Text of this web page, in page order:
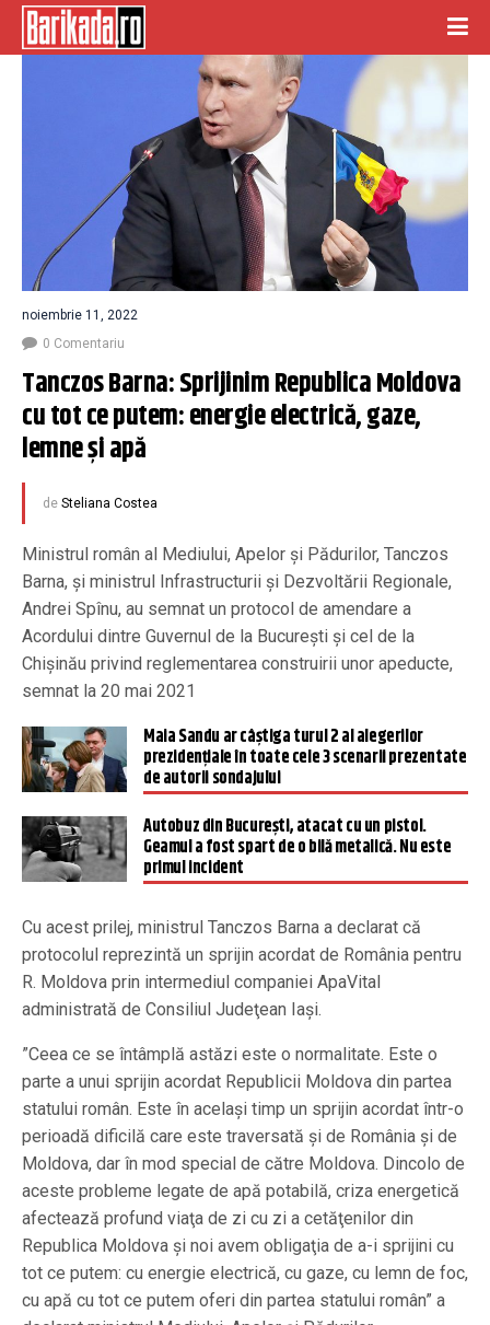
noiembrie 11, 2022
0 Comentariu
Tanczos Barna: Sprijinim Republica Moldova
cu tot ce putem: energie electrică, gaze,
lemne și apă
de Steliana Costea
Ministrul român al Mediului, Apelor şi Pădurilor, Tanczos
Barna, și ministrul Infrastructurii şi Dezvoltării Regionale,
Andrei Spînu, au semnat un protocol de amendare a
Acordului dintre Guvernul de la Bucureşti şi cel de la
Chişinău privind reglementarea construirii unor apeducte,
semnat la 20 mai 2021
Maia Sandu ar câștiga turul 2 al alegerilor
prezidențiale în toate cele 3 scenarii prezentate
de autorii sondajului
Autobuz din Bucureşti, atacat cu un pistol.
Geamul a fost spart de o bilă metalică. Nu este
primul incident
Cu acest prilej, ministrul Tanczos Barna a declarat că
protocolul reprezintă un sprijin acordat de România pentru
R. Moldova prin intermediul companiei ApaVital
administrată de Consiliul Judeţean Iaşi.
”Ceea ce se întâmplă astăzi este o normalitate. Este o
parte a unui sprijin acordat Republicii Moldova din partea
statului român. Este în acelaşi timp un sprijin acordat într-o
perioadă dificilă care este traversată şi de România şi de
Moldova, dar în mod special de către Moldova. Dincolo de
aceste probleme legate de apă potabilă, criza energetică
afectează profund viaţa de zi cu zi a cetăţenilor din
Republica Moldova şi noi avem obligaţia de a-i sprijini cu
tot ce putem: cu energie electrică, cu gaze, cu lemn de foc,
cu apă cu tot ce putem oferi din partea statului român” a